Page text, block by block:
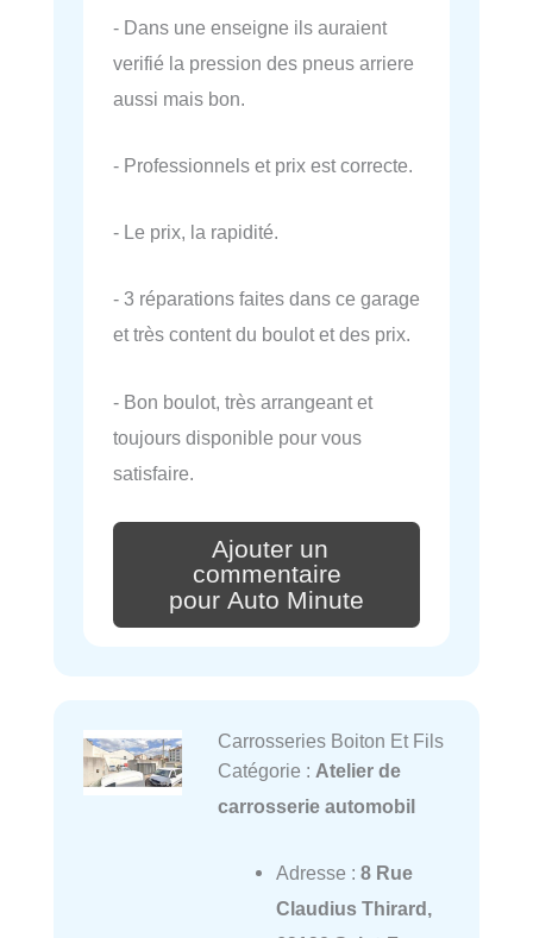
- Dans une enseigne ils auraient
verifié la pression des pneus arriere
aussi mais bon.
- Professionnels et prix est correcte.
- Le prix, la rapidité.
- 3 réparations faites dans ce garage
et très content du boulot et des prix.
- Bon boulot, très arrangeant et
toujours disponible pour vous
satisfaire.
Ajouter un
commentaire
pour Auto Minute
Carrosseries Boiton Et Fils
Catégorie : Atelier de
carrosserie automobil
Adresse : 8 Rue
Claudius Thirard,